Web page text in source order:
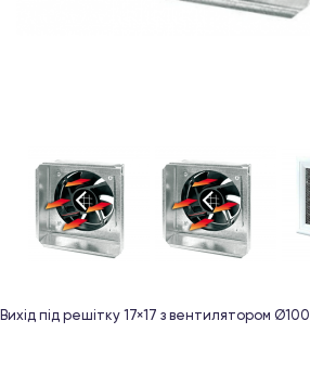
Вихід під решітку 17×17 з вентилятором Ø100